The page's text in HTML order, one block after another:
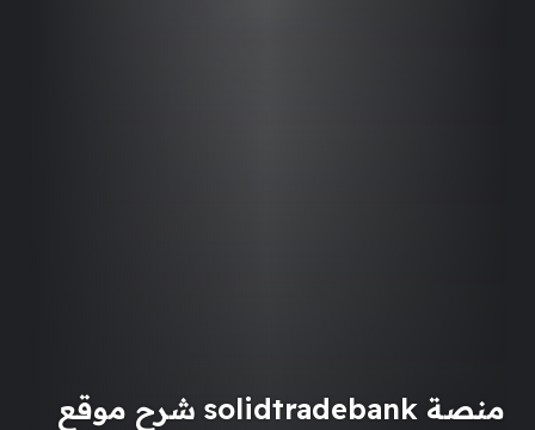
منصة solidtradebank شرح موقع